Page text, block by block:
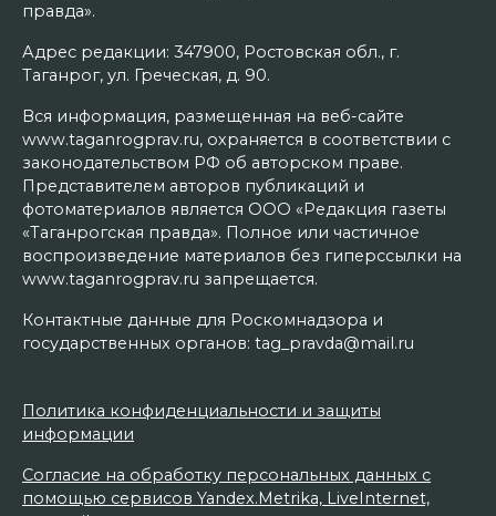
правда».
Адрес редакции: 347900, Ростовская обл., г.
Таганрог, ул. Греческая, д. 90.
Вся информация, размещенная на веб-сайте
www.taganrogprav.ru, охраняется в соответствии с
законодательством РФ об авторском праве.
Представителем авторов публикаций и
фотоматериалов является ООО «Редакция газеты
«Таганрогская правда». Полное или частичное
воспроизведение материалов без гиперссылки на
www.taganrogprav.ru запрещается.
Контактные данные для Роскомнадзора и
государственных органов: tag_pravda@mail.ru
Политика конфиденциальности и защиты
информации
Согласие на обработку персональных данных с
помощью сервисов Yandex.Metrika, LiveInternet,